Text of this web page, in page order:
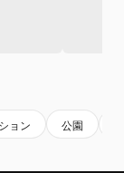
ョン 公園